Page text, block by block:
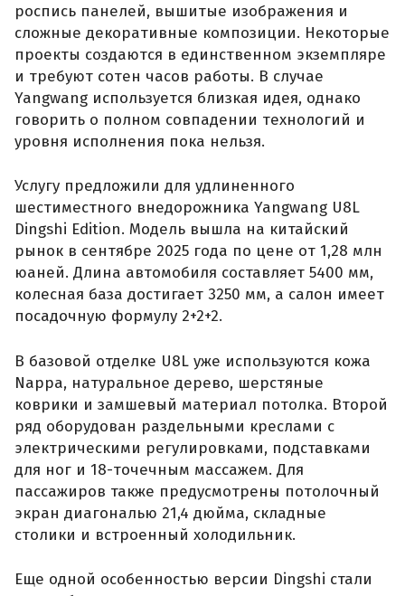
роспись панелей, вышитые изображения и
сложные декоративные композиции. Некоторые
проекты создаются в единственном экземпляре
и требуют сотен часов работы. В случае
Yangwang используется близкая идея, однако
говорить о полном совпадении технологий и
уровня исполнения пока нельзя.
Услугу предложили для удлиненного
шестиместного внедорожника Yangwang U8L
Dingshi Edition. Модель вышла на китайский
рынок в сентябре 2025 года по цене от 1,28 млн
юаней. Длина автомобиля составляет 5400 мм,
колесная база достигает 3250 мм, а салон имеет
посадочную формулу 2+2+2.
В базовой отделке U8L уже используются кожа
Nappa, натуральное дерево, шерстяные
коврики и замшевый материал потолка. Второй
ряд оборудован раздельными креслами с
электрическими регулировками, подставками
для ног и 18-точечным массажем. Для
пассажиров также предусмотрены потолочный
экран диагональю 21,4 дюйма, складные
столики и встроенный холодильник.
Еще одной особенностью версии Dingshi стали